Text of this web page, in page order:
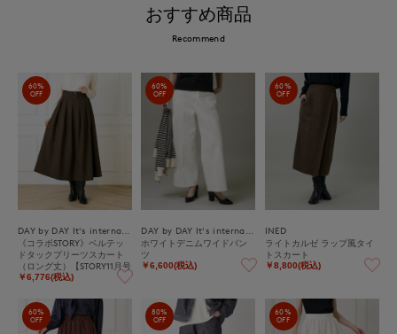
おすすめ商品
Recommend
60%
OFF
《コラボSTORY》ベルテッ
ドタックプリーツスカート
（ロング丈）【STORY11月号
掲載】
￥6,776(税込)
60%
OFF
ホワイトデニムワイドパン
ツ
￥6,600(税込)
60%
OFF
INED
ライトカルゼ ラップ風タイ
トスカート
￥8,800(税込)
60%
OFF
80%
OFF
60%
OFF